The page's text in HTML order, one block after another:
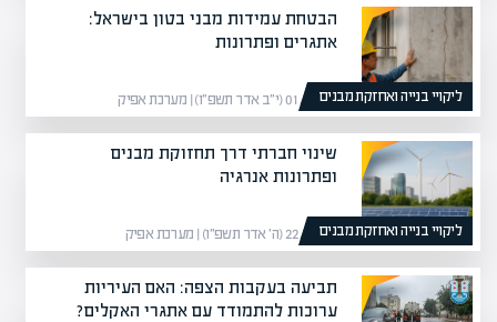
ליקויי בנייה ואחזקת מבנים
הבטחת עמידות מבני בטון בישראל:
אתגרים ופתרונות
01/03/26 (י״ב אדר תשפ״ו) | מערכת אפיק
ליקויי בנייה ואחזקת מבנים
שינוי חברתי דרך תחזוקת מבנים
ופתרונות אנרגיה
22/02/26 (ה׳ אדר תשפ״ו) | מערכת אפיק
תביעה בעקבות הצפה: האם העיריות
ערוכות להתמודד עם אתגרי האקלים?